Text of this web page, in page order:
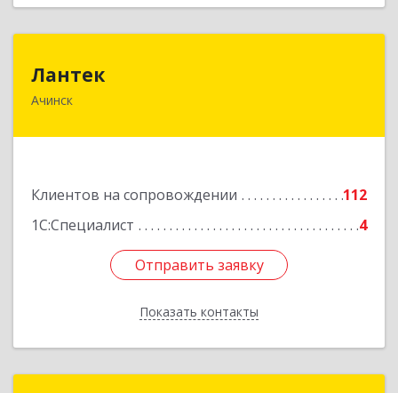
Лантек
Ачинск
Клиентов на сопровождении
112
1С:Специалист
4
Отправить заявку
Показать контакты
Отправить заявку
Назад